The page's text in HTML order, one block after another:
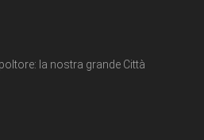
la nostra grande Città